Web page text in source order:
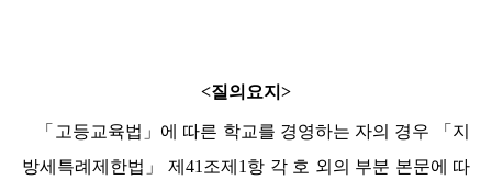
<질의요지 >
「 고등교육법 」 에 따른 학교를 경영하는 자의 경우 「 지
방세특례제한법 」제41 조제 1 항 각 호 외의 부분 본문에 따